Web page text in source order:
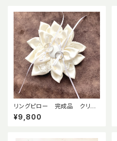
リングピロー 完成品 クリス
タルフラワー 布花 ドレスサテ
ン
¥9,800